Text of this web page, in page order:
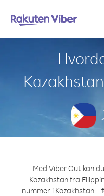
Med Viber Out kan
Kazakhstan fra
nummer i Kazakhstan